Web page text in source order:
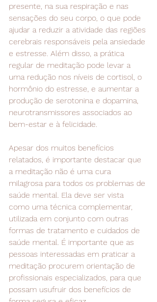
presente, na sua respiração e nas
sensações do seu corpo, o que pode
ajudar a reduzir a atividade das regiões
cerebrais responsáveis pela ansiedade
e estresse. Além disso, a prática
regular de meditação pode levar a
uma redução nos níveis de cortisol, o
hormônio do estresse, e aumentar a
produção de serotonina e dopamina,
neurotransmissores associados ao
bem-estar e à felicidade.
Apesar dos muitos benefícios
relatados, é importante destacar que
a meditação não é uma cura
milagrosa para todos os problemas de
saúde mental. Ela deve ser vista
como uma técnica complementar,
utilizada em conjunto com outras
formas de tratamento e cuidados de
saúde mental. É importante que as
pessoas interessadas em praticar a
meditação procurem orientação de
profissionais especializados, para que
possam usufruir dos benefícios de